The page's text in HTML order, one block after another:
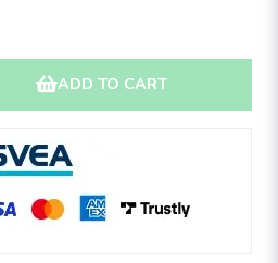
ADD TO CART